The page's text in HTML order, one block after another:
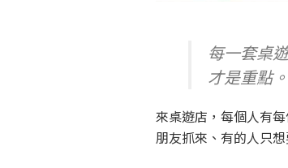
每一套桌
才是重點。
來桌遊店，每個人有
朋友抓來、有的人只